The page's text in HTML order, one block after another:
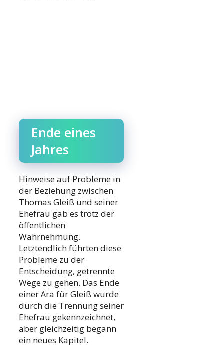
Ende eines
Jahres
Hinweise auf Probleme in
der Beziehung zwischen
Thomas Gleiß und seiner
Ehefrau gab es trotz der
öffentlichen
Wahrnehmung.
Letztendlich führten diese
Probleme zu der
Entscheidung, getrennte
Wege zu gehen. Das Ende
einer Ära für Gleiß wurde
durch die Trennung seiner
Ehefrau gekennzeichnet,
aber gleichzeitig begann
ein neues Kapitel.